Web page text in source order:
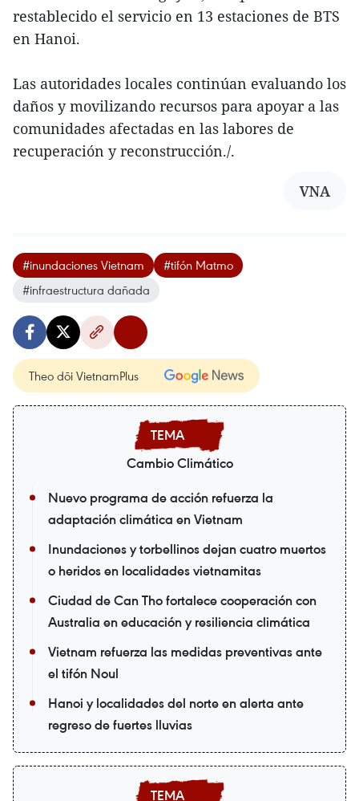
restablecido el servicio en 13 estaciones de BTS
en Hanoi.
Las autoridades locales continúan evaluando los
daños y movilizando recursos para apoyar a las
comunidades afectadas en las labores de
recuperación y reconstrucción./.
VNA
#inundaciones Vietnam
#tifón Matmo
#infraestructura dañada
Theo dõi VietnamPlus
Cambio Climático
Nuevo programa de acción refuerza la
adaptación climática en Vietnam
Inundaciones y torbellinos dejan cuatro muertos
o heridos en localidades vietnamitas
Ciudad de Can Tho fortalece cooperación con
Australia en educación y resiliencia climática
Vietnam refuerza las medidas preventivas ante
el tifón Noul
Hanoi y localidades del norte en alerta ante
regreso de fuertes lluvias